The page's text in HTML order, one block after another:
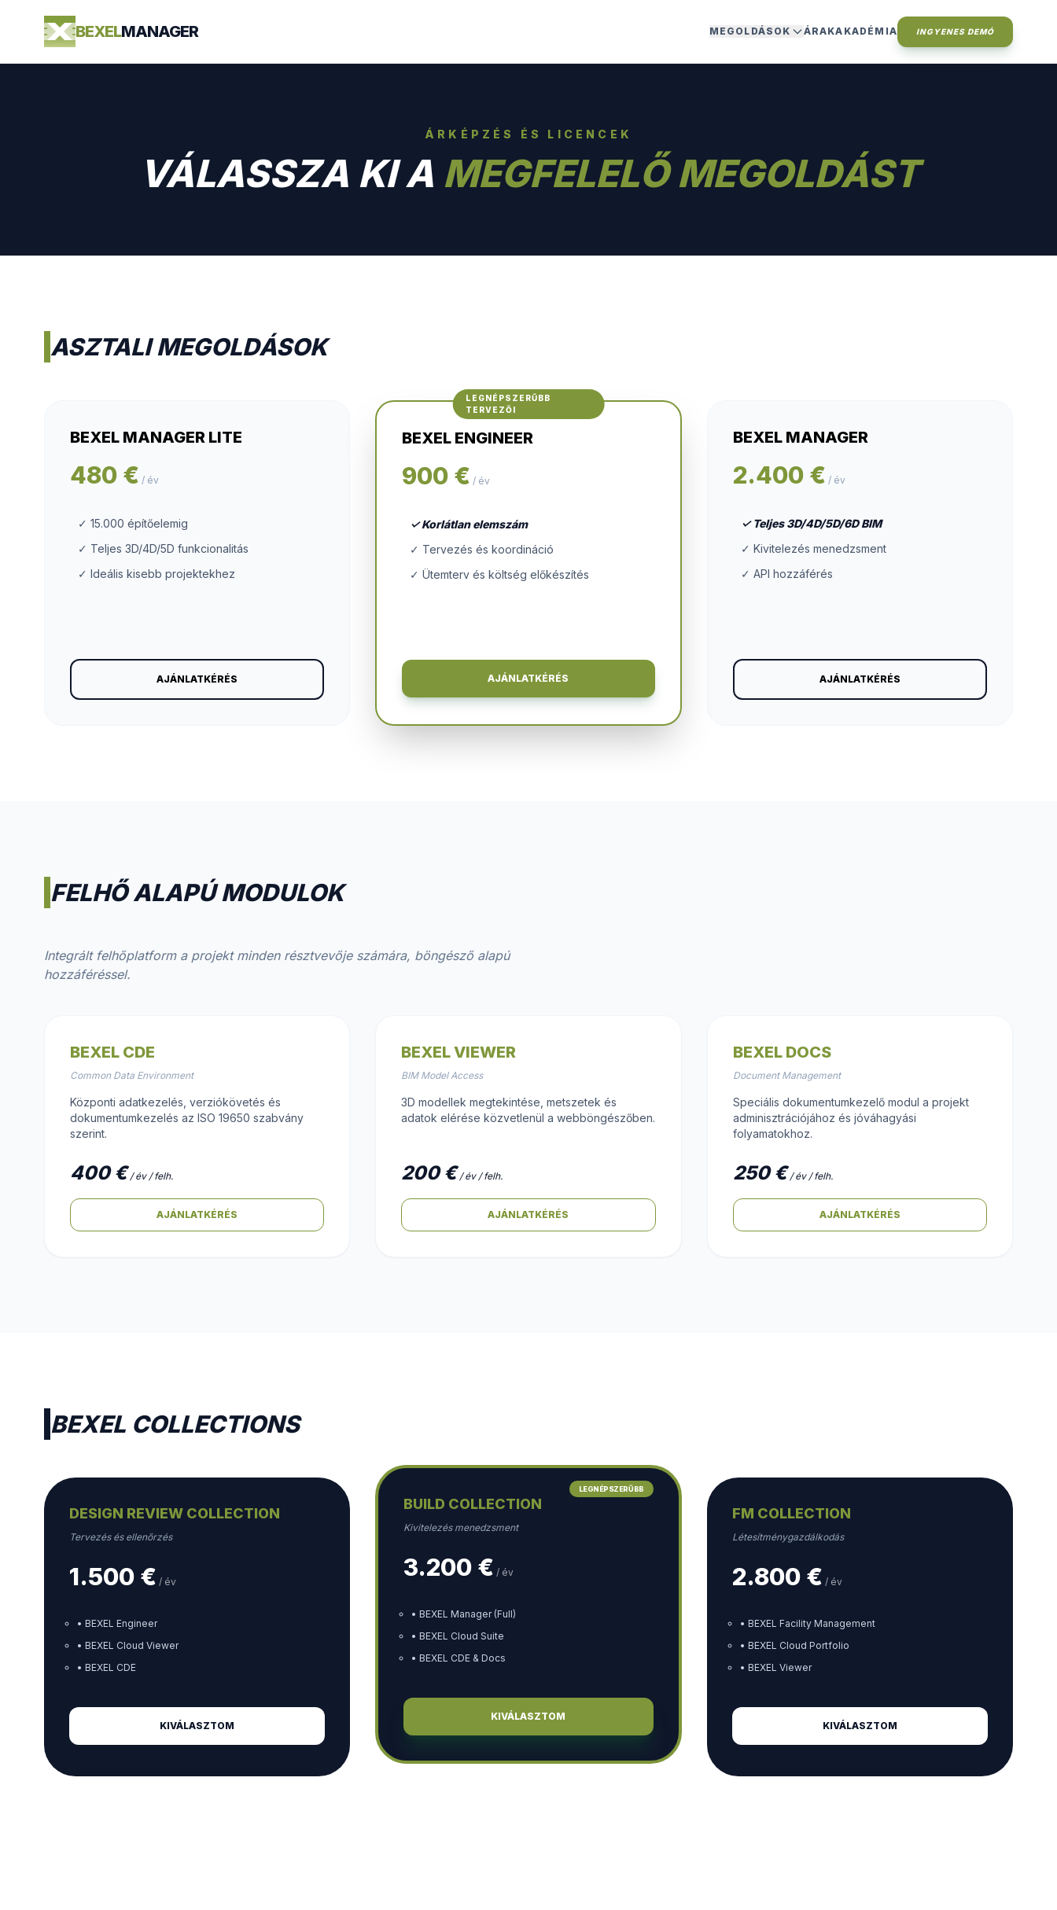
BEXELMANAGER MEGOLDÁSOK ÁRAKAKADÉMIA INGYENES DEMÓ
ÁRKÉPZÉS ÉS LICENCEK
VÁLASSZA KI A MEGFELELŐ MEGOLDÁST
ASZTALI MEGOLDÁSOK
BEXEL MANAGER LITE
480 € / év
✓ 15.000 építőelemig
✓ Teljes 3D/4D/5D funkcionalitás
✓ Ideális kisebb projektekhez
AJÁNLATKÉRÉS
LEGNÉPSZERŰBB
TERVEZŐI
BEXEL ENGINEER
900 € / év
✓ Korlátlan elemszám
✓ Tervezés és koordináció
✓ Ütemterv és költség előkészítés
AJÁNLATKÉRÉS
BEXEL MANAGER
2.400 € / év
✓ Teljes 3D/4D/5D/6D BIM
✓ Kivitelezés menedzsment
✓ API hozzáférés
AJÁNLATKÉRÉS
FELHŐ ALAPÚ MODULOK
Integrált felhőplatform a projekt minden résztvevője számára, böngésző alapú
hozzáféréssel.
BEXEL CDE
Common Data Environment
Központi adatkezelés, verziókövetés és
dokumentumkezelés az ISO 19650 szabvány
szerint.
400 € / év / felh.
AJÁNLATKÉRÉS
BEXEL VIEWER
BIM Model Access
3D modellek megtekintése, metszetek és
adatok elérése közvetlenül a webböngészőben.
200 €/ év / felh.
AJÁNLATKÉRÉS
BEXEL DOCS
Document Management
Speciális dokumentumkezelő modul a projekt
adminisztrációjához és jóváhagyási
folyamatokhoz.
250 € / év / felh.
AJÁNLATKÉRÉS
BEXEL COLLECTIONS
DESIGN REVIEW COLLECTION
Tervezés és ellenőrzés
1.500 € / év
• BEXEL Engineer
• BEXEL Cloud Viewer
• BEXEL CDE
KIVÁLASZTOM
LEGNÉPSZERŰBB
BUILD COLLECTION
Kivitelezés menedzsment
3.200 € / év
• BEXEL Manager (Full)
• BEXEL Cloud Suite
• BEXEL CDE & Docs
KIVÁLASZTOM
FM COLLECTION
Létesítménygazdálkodás
2.800 € / év
• BEXEL Facility Management
• BEXEL Cloud Portfolio
• BEXEL Viewer
KIVÁLASZTOM